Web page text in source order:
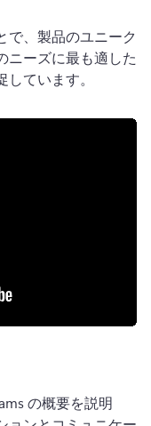
で、製品のユニーク
ニーズに最も適した
ています。
の概要を説明